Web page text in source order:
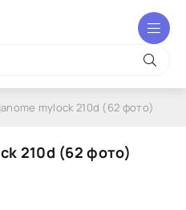
mylock 210d (62 фото)
210d (62 фото)